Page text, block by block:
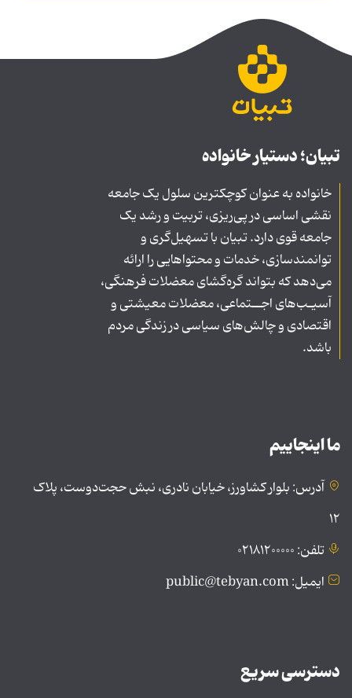
تبیان؛ دستیار خانواده
خانواده به عنوان کوچکترین سلول یک جامعه
نقشی اساسی در پی‌ریزی، تربیت و رشد یک
جامعه قوی دارد. تبیان با تسهیل‌گری و
توانمندسازی، خدمات و محتواهایی را ارائه
می‌دهد که بتواند گره‌گشای معضلات فرهنگی،
آسیـب‌های اجــتماعی، معضلات معیشتی و
اقتصادی و چالش‌های سیاسی در زندگی مردم
باشد.
ما اینجاییم
آدرس: بلوار کشاورز، خیابان نادری، نبش حجت‌دوست، پلاک
۱۲
تلفن: ۰۲۱۸۱۲۰۰۰۰۰
ایمیل: public@tebyan.com
دسترسی سریع